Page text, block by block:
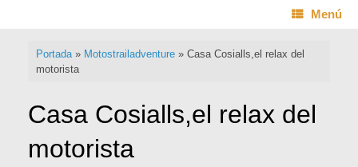
Menú
Portada» Motostrailadventure» Casa Cosialls,el relax del
motorista
Casa Cosialls,el relax del
motorista